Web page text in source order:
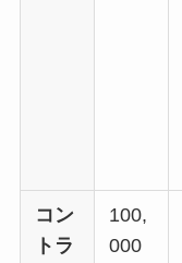
コン
トラ
100,
000